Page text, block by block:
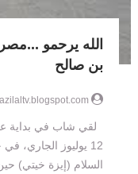
الله يرحمو
بن صالح
لقي شاب في بداية
12 يوليوز
السلام (إيزة خيتي)